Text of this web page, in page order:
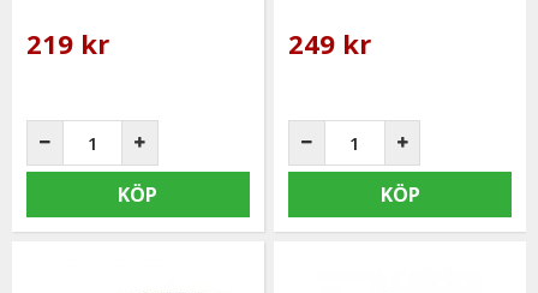
219 kr
KÖP
249 kr
KÖP